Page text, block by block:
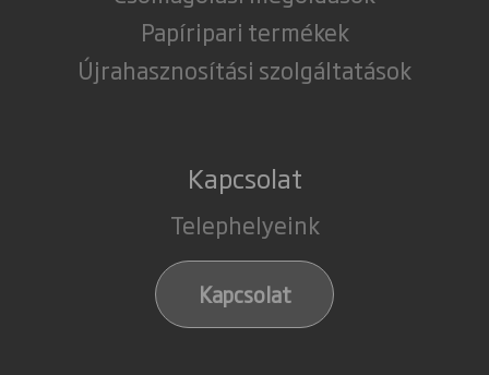
Papíripari termékek
Újrahasznosítási szolgáltatások
Kapcsolat
Telephelyeink
Kapcsolat